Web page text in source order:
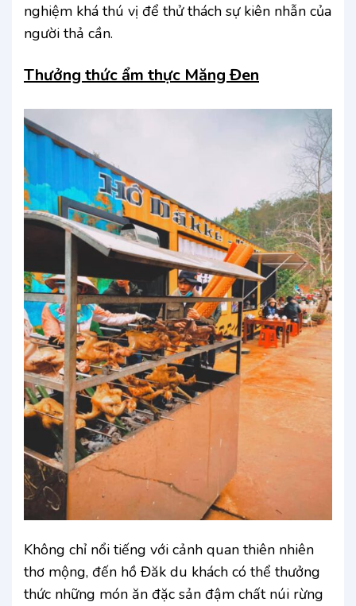
nghiệm khá thú vị để thử thách sự kiên nhẫn của
người thả cần.
Thưởng thức ẩm thực Măng Đen
Không chỉ nổi tiếng với cảnh quan thiên nhiên
thơ mộng, đến hồ Đăk du khách có thể thưởng
thức những món ăn đặc sản đậm chất núi rừng